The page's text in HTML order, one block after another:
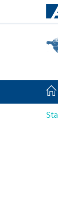
Zum